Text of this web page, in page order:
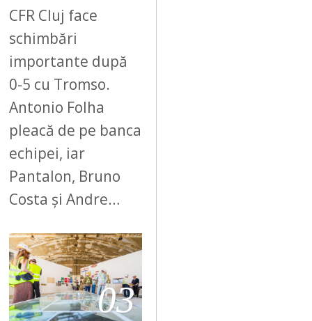
CFR Cluj face
schimbări
importante după
0-5 cu Tromso.
Antonio Folha
pleacă de pe banca
echipei, iar
Pantalon, Bruno
Costa și Andre…
03